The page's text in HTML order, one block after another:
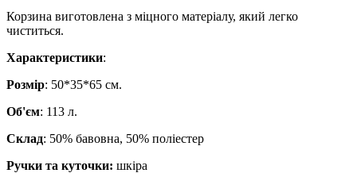
Корзина виготовлена з міцного матеріалу, який легко
чиститься.
Характеристики:
Розмір: 50*35*65 см.
Об'єм: 113 л.
Склад: 50% бавовна, 50% поліестер
Ручки та куточки: шкіра